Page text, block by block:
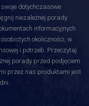
dotychczasowe
niezależnej porady.
informacyjnych
okoliczności, w
i potrzeb. Przeczytaj
porady przed podjęciem
przez nas produktami jest
.